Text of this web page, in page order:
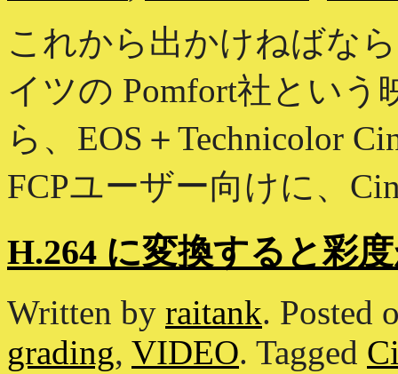
これから出かけねばな
イツの Pomfort社とい
ら、EOS＋Technicolor
FCPユーザー向けに、
H.264 に変換すると彩
Written by raitank. Posted
grading, VIDEO. Tagged